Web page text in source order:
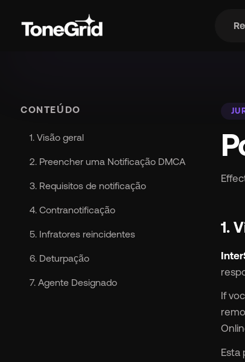
CONTEÚDO
1. Visão geral
2. Preencher uma Notificação DMCA
3. Requisitos de notificação
4. Contranotificação
5. Infratores reincidentes
6. Deturpação
7. Agente Designado
1.
If
Esta